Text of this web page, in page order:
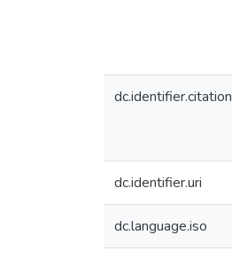
dc.identifier.citation
dc.identifier.uri
dc.language.iso